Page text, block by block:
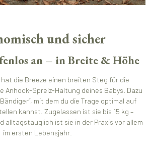
und sicher
an – in Breite & Höhe
hat die Breeze einen breiten Steg für die
Anhock-Spreiz-Haltung deines Babys. Dazu
mit dem du die Trage optimal auf
kannst. Zugelassen ist sie bis 15 kg –
alltagstauglich ist sie in der Praxis vor allem
im ersten Lebensjahr.